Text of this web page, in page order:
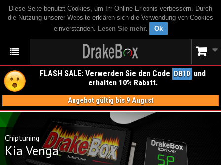
Diese Seite benutzt Cookies, um Ihr Online-Erlebnis verbessern. Durch
die Nutzung unserer Website erklären sich die Verwendung von Cookies
einverstanden. Lesen Sie mehr. Ok
FLASH SALE: Verwenden Sie den Code DB10 und
erhalten 10% Rabatt.
Angebot gültig bis 9 August
Chiptuning
Kia Venga